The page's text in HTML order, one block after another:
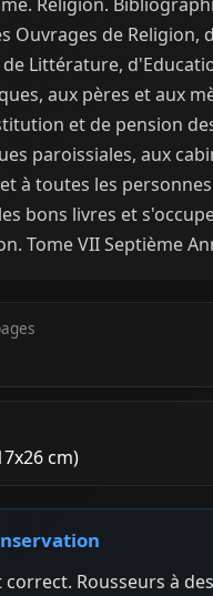
Religion.
Ouvrages de Religion,
Littérature,
aux pères et aux
et de pension
paroissiales, aux
à toutes les
bons livres et
Tome VII Septième
cm)
correct. Rousseurs à